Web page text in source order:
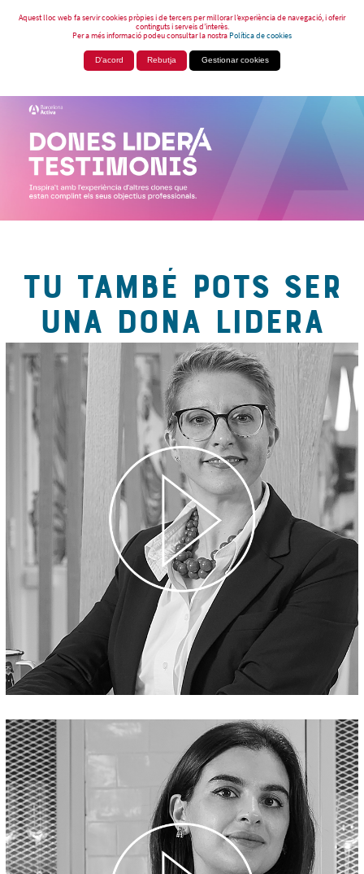
Aquest lloc web fa servir cookies pròpies i de tercers per millorar l’experiència de navegació, i oferir
continguts i serveis d’interès.
Per a més informació podeu consultar la nostraPolítica de cookies
D'acord Rebutja Gestionar cookies
TU TAMBÉ POTS SER
UNA DONA LIDERA